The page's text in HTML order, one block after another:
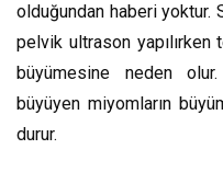
olduğundan haberi yoktur.
pelvik ultrason
büyümesine neden
büyüyen miyomların
durur.